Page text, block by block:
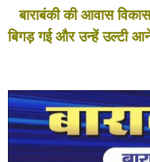
बाराबंकी की आवास
बिगड़ गई और उन्हें उल्टी